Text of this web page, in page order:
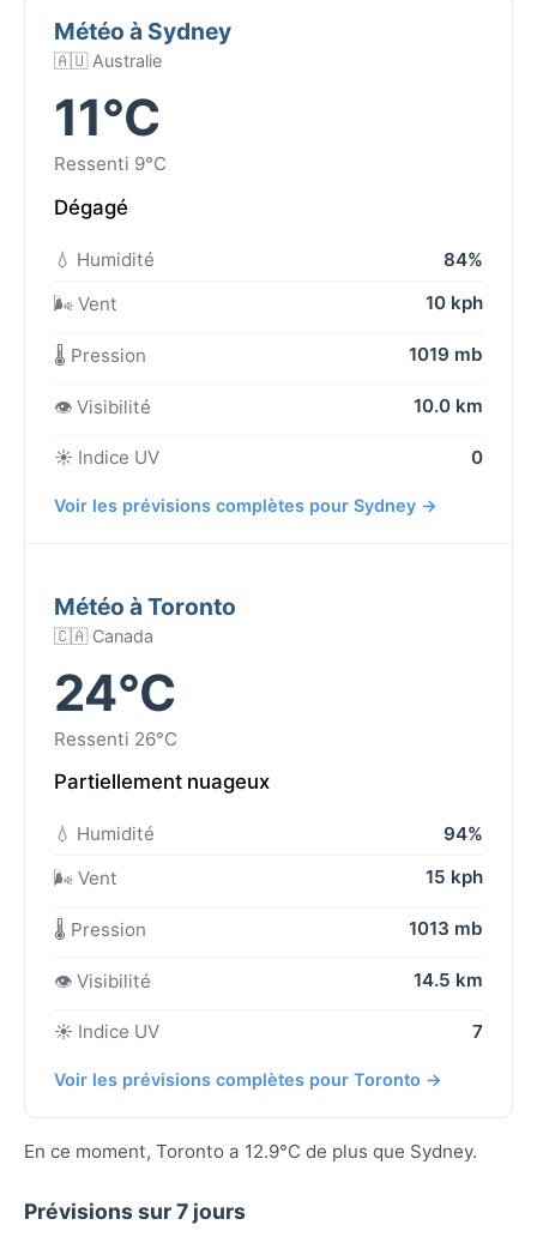
Météo à Sydney
🇦🇺 Australie
11°C
Ressenti 9°C
Dégagé
💧 Humidité
84%
🌬️ Vent
10 kph
🌡️ Pression 1019 mb
👁️ Visibilité 10.0 km
☀️ Indice UV 0
Voir les prévisions complètes pour Sydney →
Météo à Toronto
🇨🇦 Canada
24°C
Ressenti 26°C
Partiellement nuageux
💧 Humidité
94%
🌬️ Vent
15 kph
🌡️ Pression 1013 mb
👁️ Visibilité 14.5 km
☀️ Indice UV 7
Voir les prévisions complètes pour Toronto →
En ce moment, Toronto a 12.9°C de plus que Sydney.
Prévisions sur 7 jours